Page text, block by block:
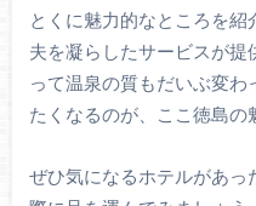
とくに魅力的なところを
夫を凝らしたサービスが提
って温泉の質もだいぶ変
たくなるのが、ここ徳島の
ぜひ気になるホテルがあっ